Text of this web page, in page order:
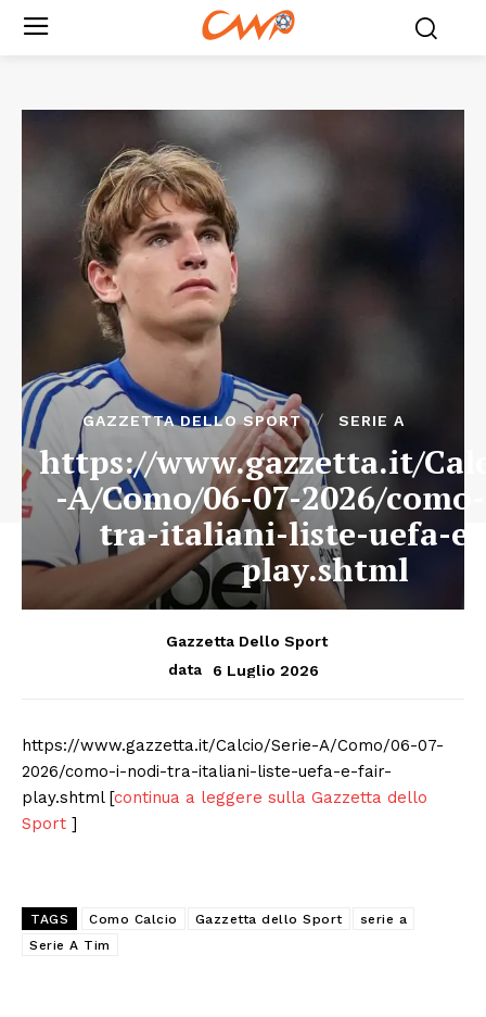
GAZZETTA DELLO SPORT SERIE A
https://www.gazzetta.it/
-A/Como/06-07-2026/
tra-italiani-liste-uefa-
play.shtml
Gazzetta Dello Sport
data
6 Luglio 2026
https://www.gazzetta.it/Calcio/Serie-A/Como/06-07-
2026/como-i-nodi-tra-italiani-liste-uefa-e-fair-
play.shtml [continua a leggere sulla Gazzetta dello
Sport ]
TAGS Como Calcio Gazzetta dello Sport
serie a
Serie A Tim